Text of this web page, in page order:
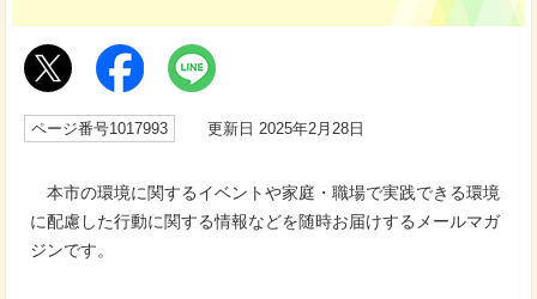
ページ番号1017993 更新日 2025年2月28日
本市の環境に関するイベントや家庭・職場で実践できる環境
に配慮した行動に関する情報などを随時お届けするメールマガ
ジンです。